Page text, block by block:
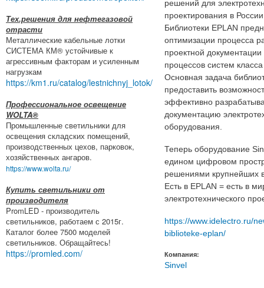
Тех.решения для нефтегазовой
отрасти
Металлические кабельные лотки
СИСТЕМА КМ® устойчивые к
агрессивным факторам и усиленным
нагрузкам
https://km1.ru/catalog/lestnichnyj_lotok/
Профессиональное освещение
WOLTA®
Промышленные светильники для
освещения складских помещений,
производственных цехов, парковок,
хозяйственных ангаров.
https://www.wolta.ru/
Купить светильники от
производителя
PromLED - производитель
светильников, работаем с 2015г.
Каталог более 7500 моделей
светильников. Обращайтесь!
https://promled.com/
решений для
проектирования в
Библиотеки EPLAN
оптимизации процесса
проектной документации
процессов систем
Основная задача
предоставить
эффективно
документацию
оборудования.
Теперь оборудование
едином цифровом
решениями крупнейших
Есть в EPLAN = есть в
электротехнического
https://www.idelectro.ru/
biblioteke-eplan/
Компания:
Sinvel